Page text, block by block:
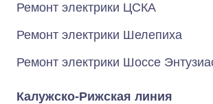
Ремонт электрики ЦСКА
Ремонт электрики Шелепиха
Ремонт электрики Шоссе
Калужско-Рижская линия